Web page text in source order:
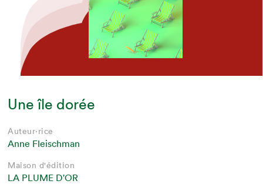
Une île dorée
Auteur·rice
Anne Fleischman
Maison d'édition
LA PLUME D'OR